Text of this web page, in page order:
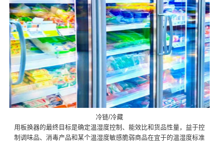
冷链/冷藏
用板换器的最终目标是确定温湿度控制、能效比和货品性量，益于控
制调味品、消毒产品和某个温湿度敏感脆弱商品在宜于的温湿度标准